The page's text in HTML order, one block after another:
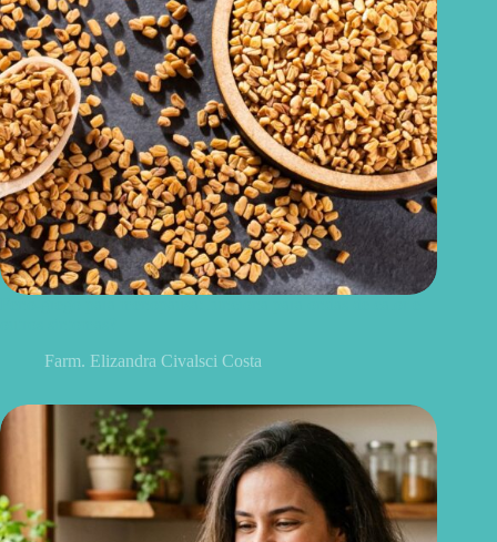
Farm. Elizandra Civalsci Costa